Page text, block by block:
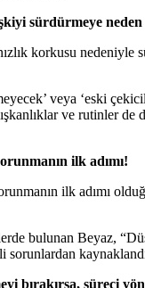
sürdürmeye
korkusu nedeniyle
veya ‘eski
ve rutinler de
ilk adımı!
ilk adımı
bulunan Beyaz,
sorunlardan
bırakırsa, süreci